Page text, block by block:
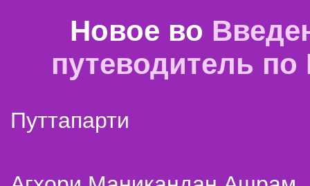
Новое во
путеводитель
Путтапарти